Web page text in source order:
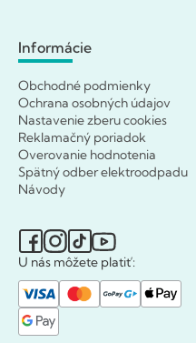
Informácie
Obchodné podmienky
Ochrana osobných údajov
Nastavenie zberu cookies
Reklamačný poriadok
Overovanie hodnotenia
Spätný odber elektroodpadu
Návody
U nás môžete platiť: